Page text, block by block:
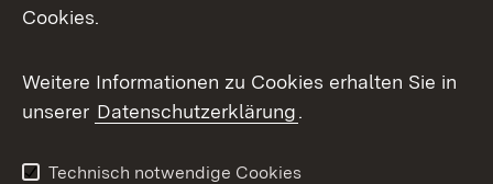
Messenger
Social Wall
X / Twitter
Youtube
Cookies.
Weitere Informationen zu Cookies erhalten Sie in
unserer Datenschutzerklärung.
Technisch notwendige Cookies